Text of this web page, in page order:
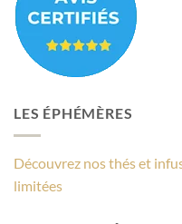
LES ÉPHÉMÈRES
Découvrez nos thés et
limitées